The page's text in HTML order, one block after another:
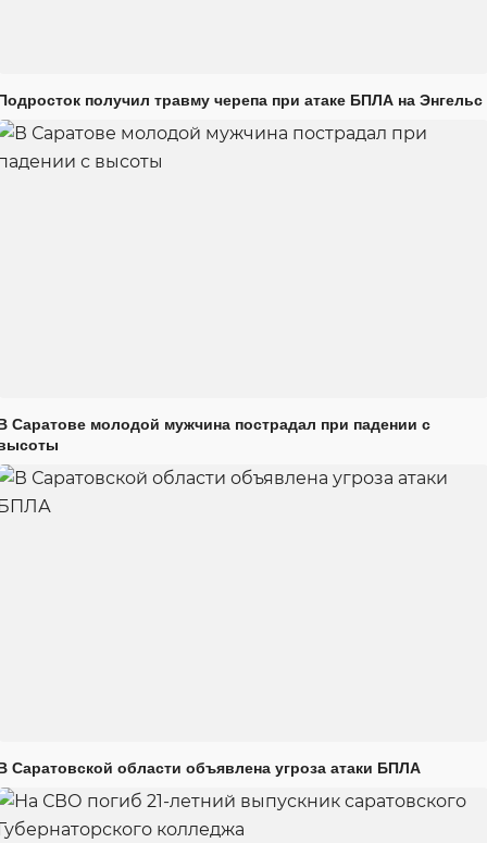
получил травму черепа при атаке БПЛА на Энгельс
Саратове молодой мужчина пострадал при падении с
Саратовской области объявлена угроза атаки БПЛА